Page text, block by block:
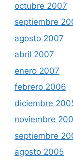
octubre 2007
septiembre
agosto 2007
abril 2007
enero 2007
febrero 2006
diciembre
noviembre
septiembre
agosto 2005